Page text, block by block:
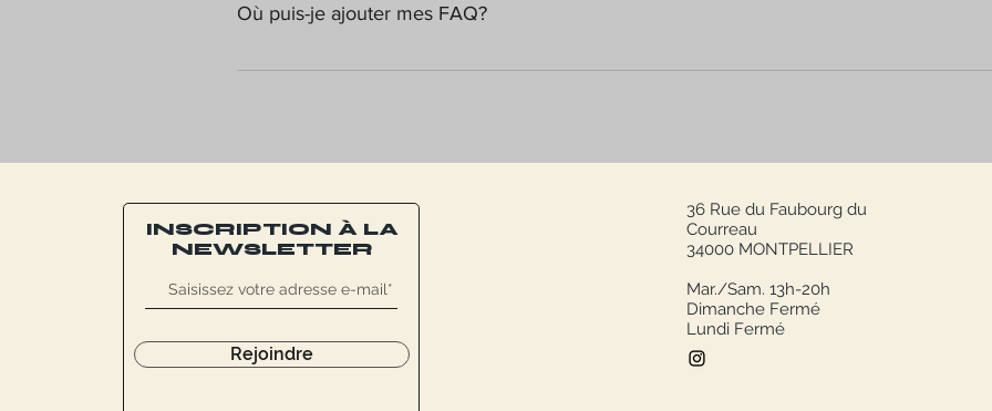
Où puis-je ajouter mes FAQ?
Les FAQ peuvent être ajoutées à n'importe quelle page de votre site ou sur votre appli mobile
INSCRIPTION À LA
NEWSLETTER
Rejoindre
36 Rue du Faubourg du
Courreau
34000 MONTPELLIER
Mar./Sam. 13h-20h
Dimanche Fermé
Lundi Fermé